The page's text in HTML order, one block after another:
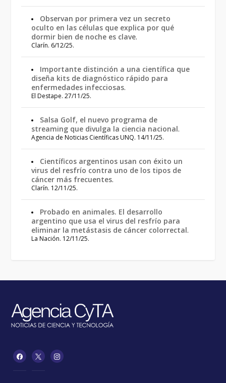
Observan por primera vez un secreto
oculto en las células que explica por qué
dormir bien de noche es clave.
Clarín. 6/12/25.
Importante distinción a una científica que
diseña kits de diagnóstico rápido para
enfermedades infecciosas.
El Destape. 27/11/25.
Salsa Golf, el nuevo programa de
streaming que divulga la ciencia nacional.
Agencia de Noticias Científicas UNQ. 14/11/25.
Científicos argentinos usan con éxito un
virus del resfrío contra uno de los tipos de
cáncer más frecuentes.
Clarín. 12/11/25.
Probado en animales. El desarrollo
argentino que usa el virus del resfrío para
eliminar la metástasis de cáncer colorrectal.
La Nación. 12/11/25.